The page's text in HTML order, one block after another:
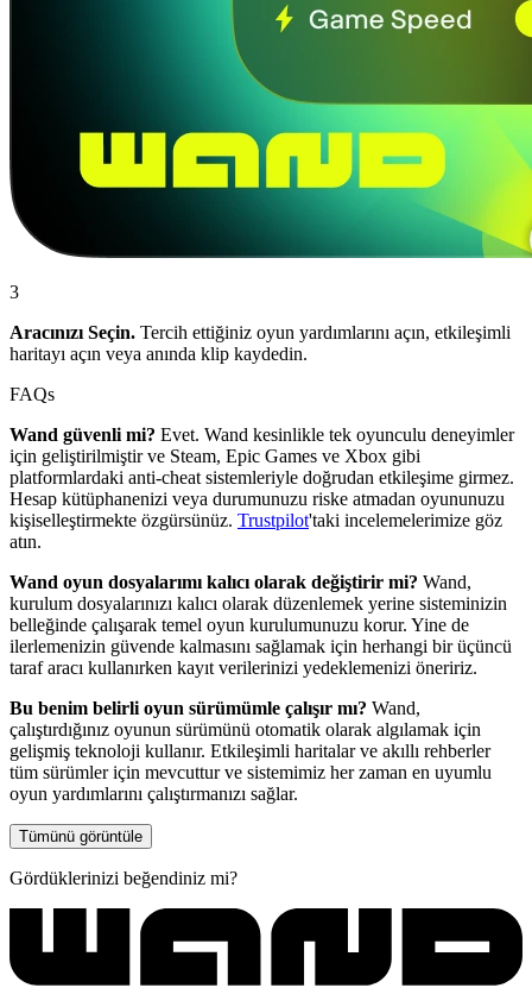
3
Aracınızı Seçin. Tercih ettiğiniz oyun yardımlarını açın, etkileşimli
haritayı açın veya anında klip kaydedin.
FAQs
Wand güvenli mi? Evet. Wand kesinlikle tek oyunculu deneyimler
için geliştirilmiştir ve Steam, Epic Games ve Xbox gibi
platformlardaki anti-cheat sistemleriyle doğrudan etkileşime girmez.
Hesap kütüphanenizi veya durumunuzu riske atmadan oyununuzu
kişiselleştirmekte özgürsünüz. Trustpilot'taki incelemelerimize göz
atın.
Wand oyun dosyalarımı kalıcı olarak değiştirir mi? Wand,
kurulum dosyalarınızı kalıcı olarak düzenlemek yerine sisteminizin
belleğinde çalışarak temel oyun kurulumunuzu korur. Yine de
ilerlemenizin güvende kalmasını sağlamak için herhangi bir üçüncü
taraf aracı kullanırken kayıt verilerinizi yedeklemenizi öneririz.
Bu benim belirli oyun sürümümle çalışır mı? Wand,
çalıştırdığınız oyunun sürümünü otomatik olarak algılamak için
gelişmiş teknoloji kullanır. Etkileşimli haritalar ve akıllı rehberler
tüm sürümler için mevcuttur ve sistemimiz her zaman en uyumlu
oyun yardımlarını çalıştırmanızı sağlar.
Tümünü görüntüle
Gördüklerinizi beğendiniz mi?